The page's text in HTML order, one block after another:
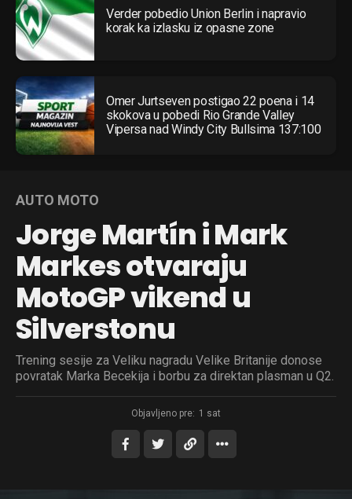
Verder pobedio Union Berlin i napravio
korak ka izlasku iz opasne zone
Omer Jurtseven postigao 22 poena i 14
skokova u pobedi Rio Grande Valley
Vipersa nad Windy City Bullsima 137:100
AUTO MOTO
Jorge Martín i Mark
Markes otvaraju
MotoGP vikend u
Silverstonu
Trening sesije za Veliku nagradu Velike Britanije donose
povratak Marka Becekija i borbu za direktan plasman u Q2.
Objavljeno pre: 1 sat